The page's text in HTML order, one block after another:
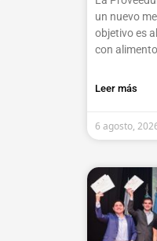
un nuevo
objetivo es
con
Leer más
6 agosto,